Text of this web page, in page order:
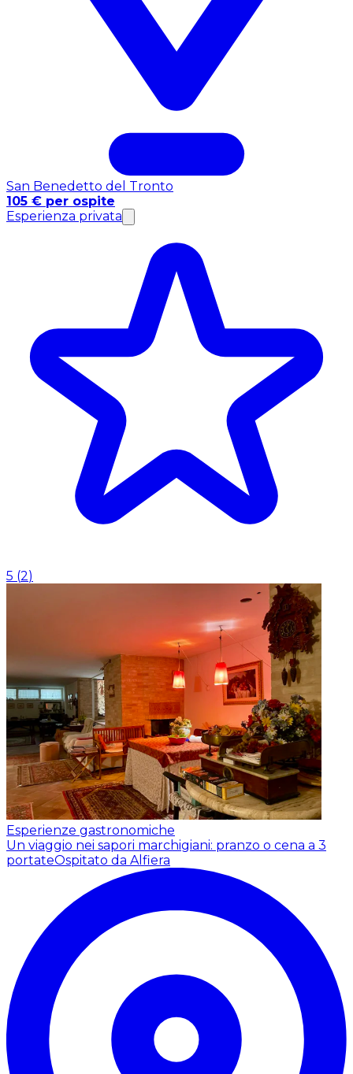
San Benedetto del Tronto
105 € per ospite
Esperienza privata
5 (2)
Esperienze gastronomiche
Un viaggio nei sapori marchigiani: pranzo o cena a 3
portateOspitato da Alfiera